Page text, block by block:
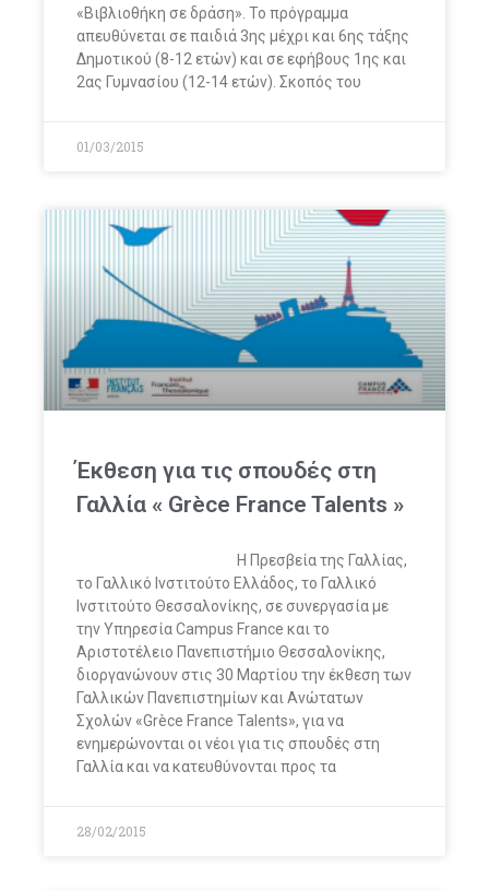
«Βιβλιοθήκη σε δράση». Το πρόγραμμα
απευθύνεται σε παιδιά 3ης μέχρι και 6ης τάξης
Δημοτικού (8-12 ετών) και σε εφήβους 1ης και
2ας Γυμνασίου (12-14 ετών). Σκοπός του
01/03/2015
Έκθεση για τις σπουδές στη
Γαλλία « Grèce France Talents »
Η Πρεσβεία της Γαλλίας,
το Γαλλικό Ινστιτούτο Ελλάδος, το Γαλλικό
Ινστιτούτο Θεσσαλονίκης, σε συνεργασία με
την Υπηρεσία Campus France και το
Αριστοτέλειο Πανεπιστήμιο Θεσσαλονίκης,
διοργανώνουν στις 30 Μαρτίου την έκθεση των
Γαλλικών Πανεπιστημίων και Ανώτατων
Σχολών «Grèce France Talents», για να
ενημερώνονται οι νέοι για τις σπουδές στη
Γαλλία και να κατευθύνονται προς τα
28/02/2015